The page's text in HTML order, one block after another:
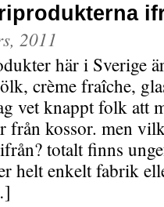
2011
här i Sverige
crème fraîche,
vet knappt folk att
från kossor. men
totalt finns
helt enkelt fabrik